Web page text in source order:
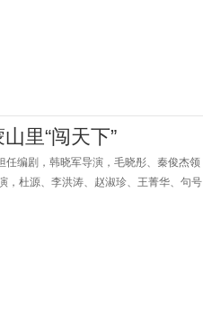
里“闯天下”
编剧，韩晓军导演，毛晓彤、秦俊杰领
，杜源、李洪涛、赵淑珍、王菁华、句号